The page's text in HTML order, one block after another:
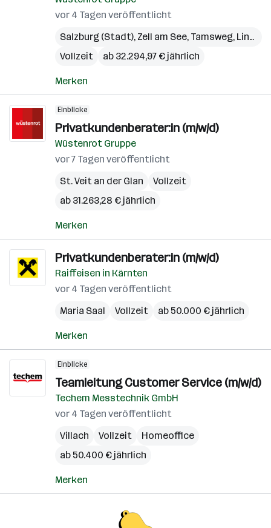
vor 4 Tagen veröffentlicht
Salzburg (Stadt), Zell am See, Tamsweg, Linz
Vollzeit
ab 32.294,97 € jährlich
Merken
Einblicke
Privatkundenberater:in (m/w/d)
Wüstenrot Gruppe
vor 7 Tagen veröffentlicht
St. Veit an der Glan
Vollzeit
ab 31.263,28 € jährlich
Merken
Privatkundenberater:in (m/w/d)
Raiffeisen in Kärnten
vor 4 Tagen veröffentlicht
Maria Saal
Vollzeit ab 50.000 € jährlich
Merken
Einblicke
Teamleitung Customer Service (m/w/d)
Techem Messtechnik GmbH
vor 4 Tagen veröffentlicht
Villach
Vollzeit
Homeoffice
ab 50.400 € jährlich
Merken